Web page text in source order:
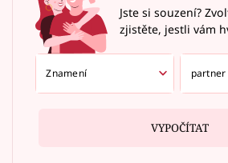
Jste si souzení?
zjistěte, jestli vám
VYPOČÍTAT